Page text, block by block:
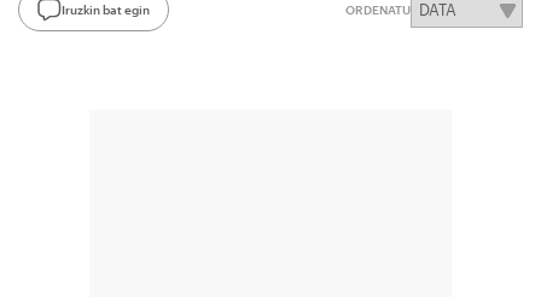
Iruzkin bat egin ORDENATU